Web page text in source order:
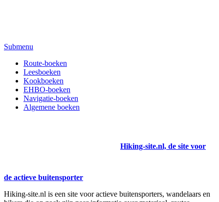
Submenu
Route-boeken
Leesboeken
Kookboeken
EHBO-boeken
Navigatie-boeken
Algemene boeken
Hiking-site.nl, de site voor
de actieve buitensporter
Hiking-site.nl is een site voor actieve buitensporters, wandelaars en